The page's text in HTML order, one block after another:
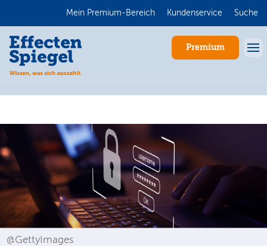
Mein Premium-Bereich Kundenservice Suche
Premium
@GettyImages
Anmelden